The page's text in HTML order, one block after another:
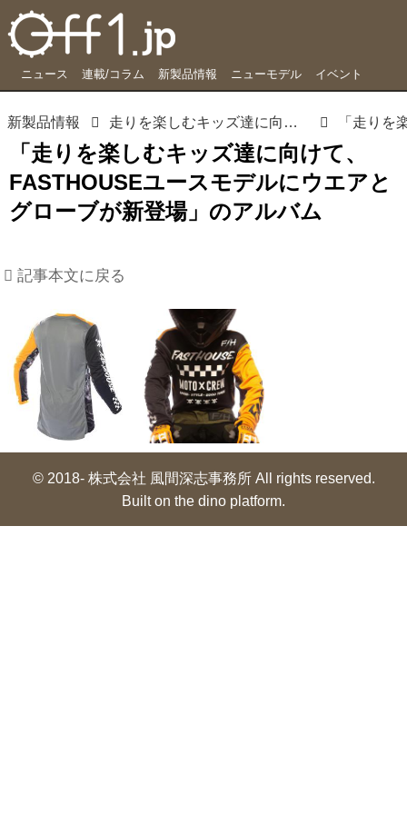
ニュース 連載/コラム 新製品情報 ニューモデル イベント
新製品情報 走りを楽しむキッズ達に向けて、FASTHOUSEユースモデルにウエアとグローブが新登場
「走りを楽しむキッズ達に向けて、
FASTHOUSEユースモデルにウエアと
グローブが新登場」のアルバム
記事本文に戻る
© 2018- 株式会社 風間深志事務所 All rights reserved.
Built on the dino platform.